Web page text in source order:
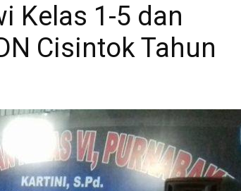
Kelas 1-5 dan
Cisintok Tahun